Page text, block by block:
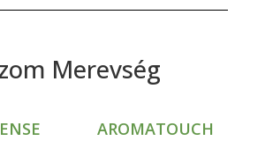
Merevség
AROMATOUCH